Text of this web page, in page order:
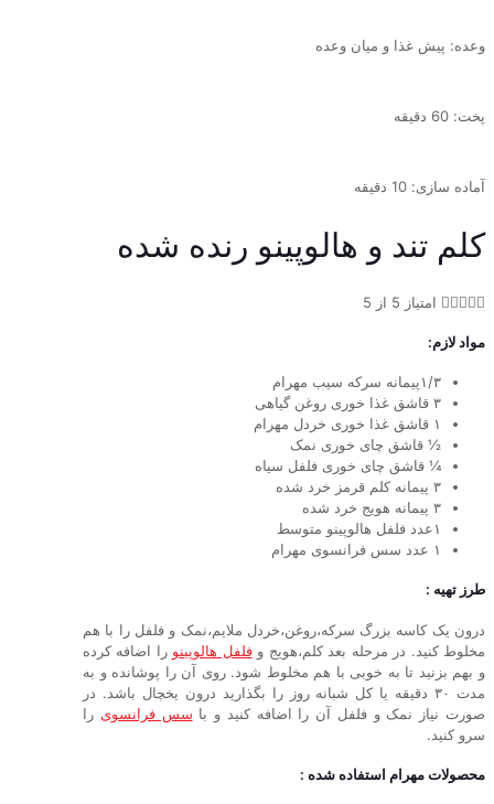
وعده: پیش غذا و میان وعده
پخت: 60 دقیقه
آماده سازی: 10 دقیقه
کلم تند و هالوپینو رنده شده
 امتیاز 5 از 5
مواد لازم:
۱/۳پیمانه سرکه سیب مهرام
۳ قاشق غذا خوری روغن گیاهی
۱ قاشق غذا خوری خردل مهرام
½ قاشق چای خوری نمک
¼ قاشق چای خوری فلفل سیاه
۳ پیمانه کلم قرمز خرد شده
۳ پیمانه هویج خرد شده
۱عدد فلفل هالوپینو متوسط
۱ عدد سس فرانسوی مهرام
طرز تهیه :
درون یک کاسه بزرگ سرکه،روغن،خردل ملایم،نمک و فلفل را با هم
مخلوط کنید. در مرحله بعد کلم،هویج وفلفل هالوپینو را اضافه کرده
و بهم بزنید تا به خوبی با هم مخلوط شود. روی آن را پوشانده و به
مدت ۳۰ دقیقه یا کل شبانه روز را بگذارید درون یخچال باشد. در
صورت نیاز نمک و فلفل آن را اضافه کنید و با سس فرانسوی را
سرو کنید.
محصولات مهرام استفاده شده :